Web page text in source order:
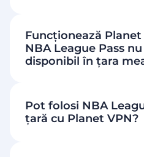
Funcționează Planet
NBA League Pass
disponibil în țara
Pot folosi NBA
țară cu Planet VPN?